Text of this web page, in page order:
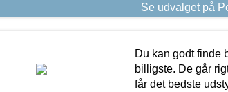
Se udvalget på
Du kan godt finde
billigste. De går
får det bedste